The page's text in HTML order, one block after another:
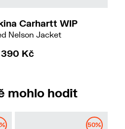
Carhartt WIP
Nelson Jacket
Kč
mohlo hodit
50%